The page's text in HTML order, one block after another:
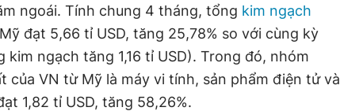
ngoái. Tính chung 4 tháng, tổng kim ngạch
đạt 5,66 tỉ USD, tăng 25,78% so với cùng kỳ
ngạch tăng 1,16 tỉ USD). Trong đó, nhóm
của VN từ Mỹ là máy vi tính, sản phẩm điện tử và
1,82 tỉ USD, tăng 58,26%.